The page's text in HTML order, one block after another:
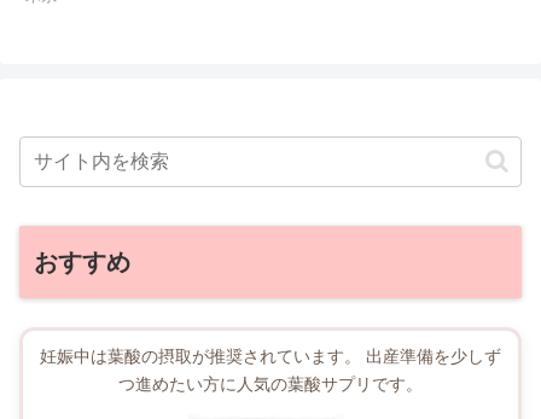
おすすめ
妊娠中は葉酸の摂取が推奨されています。 出産準備を少しず
つ進めたい方に人気の葉酸サプリです。